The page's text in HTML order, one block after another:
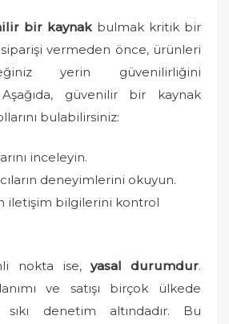
bir kaynak bulmak kritik bir
siparişi vermeden önce, ürünleri
yerin güvenilirliğini
Aşağıda, güvenilir bir kaynak
bulabilirsiniz:
inceleyin.
deneyimlerini okuyun.
iletişim bilgilerini kontrol
nokta ise, yasal durumdur.
ve satışı birçok ülkede
sıkı denetim altındadır. Bu